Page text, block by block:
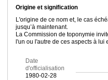
Origine et signification
L'origine de ce nom et, le cas
jusqu’à maintenant.
La Commission de toponymie
l'un ou l'autre de ces aspects à lui
Date
d'officialisation
1980-02-28